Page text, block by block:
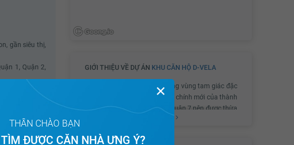
gần siêu thị,
1, Quận 2,
GIỚI THIỆU VỀ DỰ ÁN KHU CĂN HỘ D-VELA
nằm trong vùng tam giác đặc
khu kinh tế, thương mại, hành chính mới của thành
phố gồm có quận 1, quận 2, quận 7 nên được thừa
hưởng toàn bộ hệ thống hạ tầng - kinh tế - xã hội
✕
THÂN CHÀO BẠN
ĐƯỢC CĂN NHÀ ƯNG Ý?